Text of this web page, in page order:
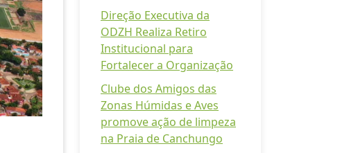
Direção Executiva da
ODZH Realiza Retiro
Institucional para
Fortalecer a Organização
Clube dos Amigos das
Zonas Húmidas e Aves
promove ação de limpeza
na Praia de Canchungo